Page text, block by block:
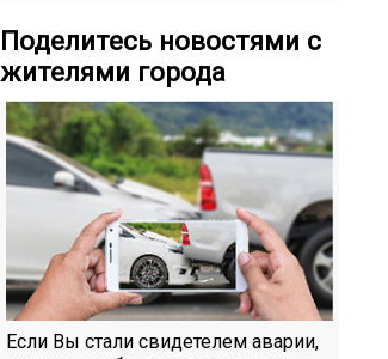
Поделитесь новостями с
жителями города
Если Вы стали свидетелем аварии,